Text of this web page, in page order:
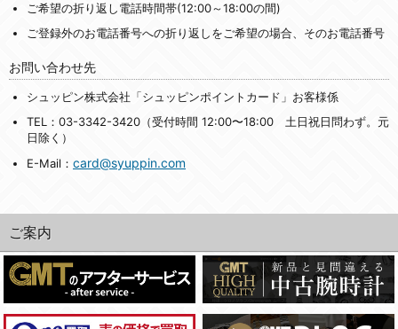
ご希望の折り返し電話時間帯(12:00～18:00の間)
ご登録外のお電話番号への折り返しをご希望の場合、そのお電話番号
お問い合わせ先
シュッピン株式会社「シュッピンポイントカード」お客様係
TEL：03-3342-3420（受付時間 12:00〜18:00 土日祝日問わず。元
日除く）
E-Mail： card@syuppin.com
ご案内